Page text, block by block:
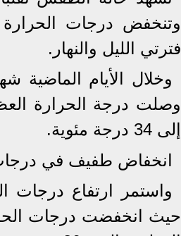
وتنخفض درجات الحرارة
فترتي الليل والنهار.
وخلال الأيام الماضية
وصلت درجة الحرارة
إلى 34 درجة مئوية.
انخفاض طفيف في درجات
واستمر ارتفاع درجات